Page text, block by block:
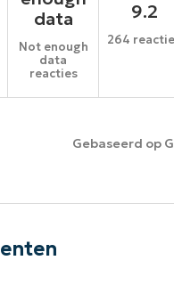
data
Not enough
data
reacties
9.2
264
Gebaseerd op